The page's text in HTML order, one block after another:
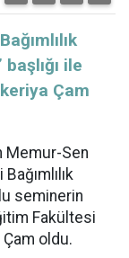
ile
Çam
Memur-Sen
seminerin
Fakültesi
oldu.